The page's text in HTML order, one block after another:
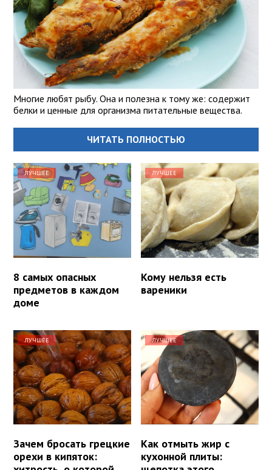
Многие любят рыбу. Она и полезна к тому же: содержит
белки и ценные для организма питательные вещества.
ЧИТАТЬ ПОЛНОСТЬЮ
ЛУЧШЕЕ
8 самых опасных
предметов в каждом
доме
ЛУЧШЕЕ
Кому нельзя есть
вареники
ЛУЧШЕЕ
Зачем бросать грецкие
орехи в кипяток:
ЛУЧШЕЕ
Как отмыть жир с
кухонной плиты: